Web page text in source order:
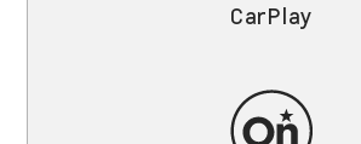
CarPlay